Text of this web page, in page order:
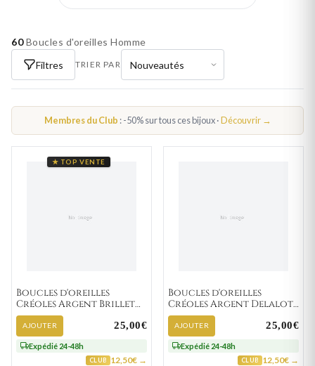
60Boucles d'oreilles Homme
Filtres
TRIER PAR
Membres du Club : -50% sur tous ces bijoux ·Découvrir →
★ TOP VENTE
Boucles d'oreilles
Créoles Argent Brillet
Texturé
AJOUTER 25,00€
Expédié 24-48h
CLUB 12,50€ →
Boucles d'oreilles
Créoles Argent Delalot
Texturé
AJOUTER 25,00€
Expédié 24-48h
CLUB 12,50€ →